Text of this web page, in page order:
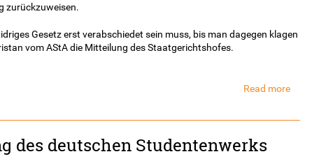
zurückzuweisen.
Gesetz erst verabschiedet sein muss, bis man dagegen klagen
vom AStA die Mitteilung des Staatgerichtshofes.
Read moreabout
des deutschen Studentenwerks